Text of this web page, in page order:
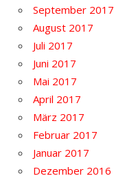
September 2017
August 2017
Juli 2017
Juni 2017
Mai 2017
April 2017
März 2017
Februar 2017
Januar 2017
Dezember 2016